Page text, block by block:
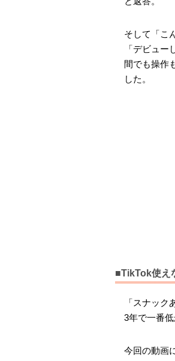
そして「こ
「デビュ
間でも操作
した。
■TikTok使え
「スナッ
3年で一番
今回の動画